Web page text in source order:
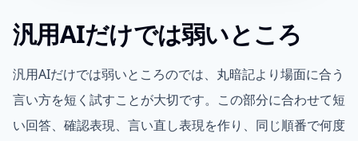
汎用AIだけでは弱いところ
汎用AIだけでは弱いところのでは、丸暗記より場面に合う
言い方を短く試すことが大切です。この部分に合わせて短
い回答、確認表現、言い直し表現を作り、同じ順番で何度